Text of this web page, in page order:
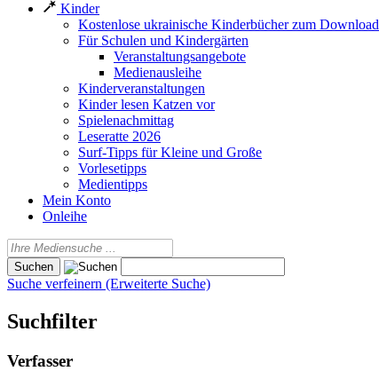
Kinder
Kostenlose ukrainische Kinderbücher zum Download
Für Schulen und Kindergärten
Veranstaltungsangebote
Medienausleihe
Kinderveranstaltungen
Kinder lesen Katzen vor
Spielenachmittag
Leseratte 2026
Surf-Tipps für Kleine und Große
Vorlesetipps
Medientipps
Mein Konto
Onleihe
Suche verfeinern (Erweiterte Suche)
Suchfilter
Verfasser